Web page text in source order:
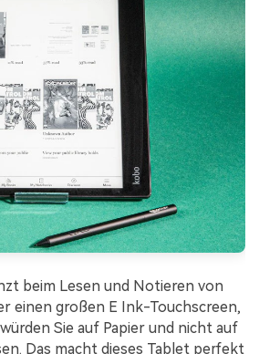
beim Lesen und Notieren von
einen großen E Ink-Touchscreen,
Sie auf Papier und nicht auf
Das macht dieses Tablet perfekt